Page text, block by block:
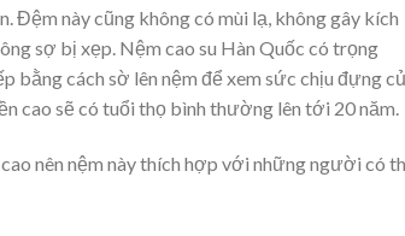
Đệm này cũng không có mùi lạ, không gây kích
sợ bị xẹp. Nệm cao su Hàn Quốc có trọng
cách sờ lên nệm để xem sức chịu đựng
cao sẽ có tuổi thọ bình thường lên tới 20 năm.
nên nệm này thích hợp với những người có